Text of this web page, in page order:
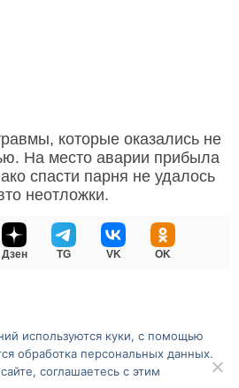
которые оказались не
На место аварии прибыла
спасти парня не удалось
неотложки.
Дзен TG VK OK
версию сайта
используются куки, с помощью
обработка персональных данных.
соглашаетесь с этим